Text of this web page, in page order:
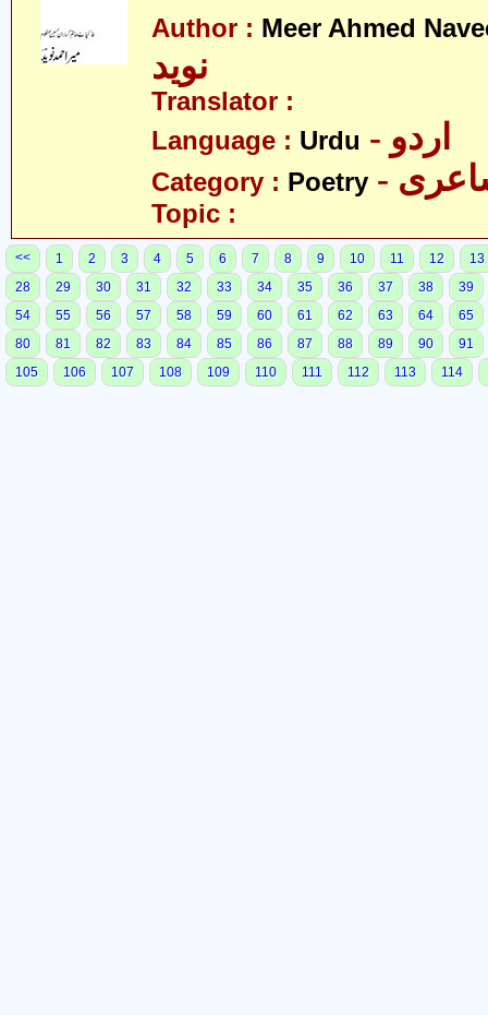
Author : Meer Ahmed
نوید
Translator :
Language : Urdu - اردو
Category : Poetry
Topic :
<< 1 2 3 4 5 6 7 8 9 10 11 12
13
28
29 30 31 32 33 34 35 36 37 38
39
54
55 56 57 58 59 60 61 62 63 64
65
80
81 82 83 84 85 86 87 88 89 90
91
105
106 107 108 109 110 111 112 113 114